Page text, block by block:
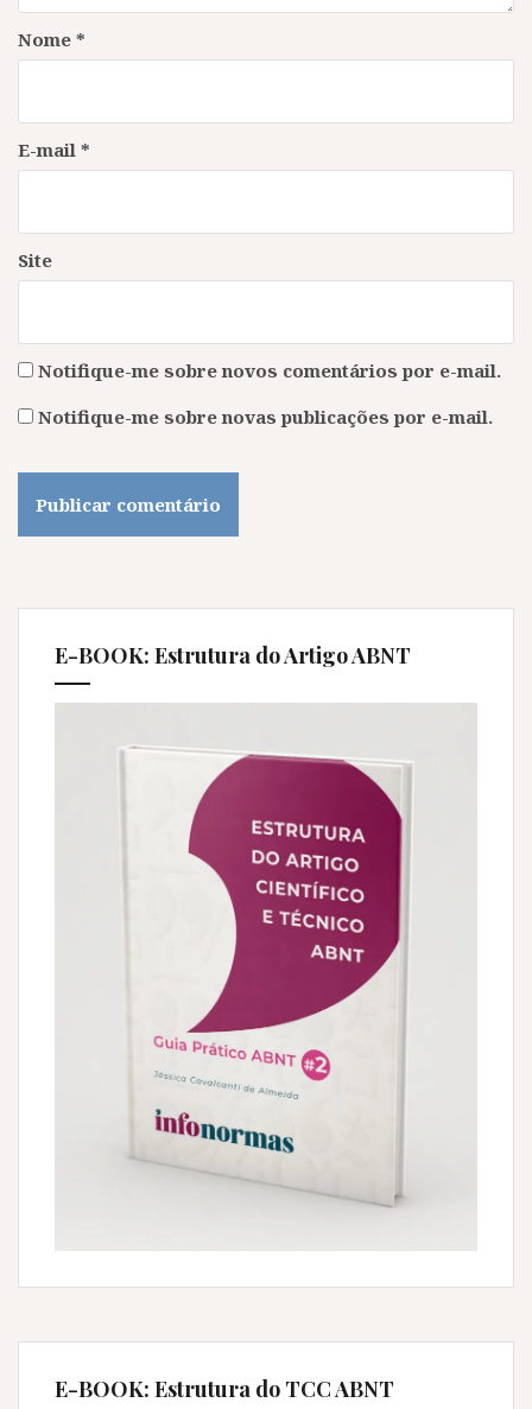
Nome *
E-mail *
Site
Notifique-me sobre novos comentários por e-mail.
Notifique-me sobre novas publicações por e-mail.
E-BOOK: Estrutura do Artigo ABNT
E-BOOK: Estrutura do TCC ABNT